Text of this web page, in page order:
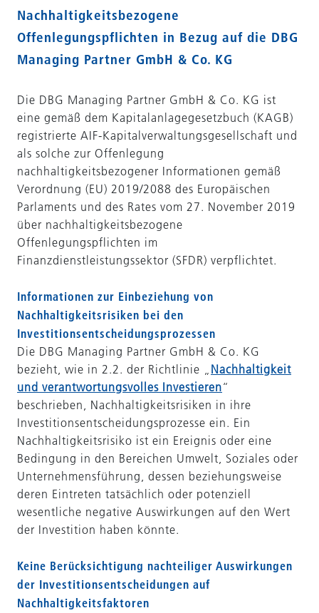
Nachhaltigkeitsbezogene
Offenlegungspflichten in Bezug auf die DBG
Managing Partner GmbH & Co. KG
Die DBG Managing Partner GmbH & Co. KG ist
eine gemäß dem Kapitalanlagegesetzbuch (KAGB)
registrierte AIF-Kapitalverwaltungsgesellschaft und
als solche zur Offenlegung
nachhaltigkeitsbezogener Informationen gemäß
Verordnung (EU) 2019/2088 des Europäischen
Parlaments und des Rates vom 27. November 2019
über nachhaltigkeitsbezogene
Offenlegungspflichten im
Finanzdienstleistungssektor (SFDR) verpflichtet.
Informationen zur Einbeziehung von
Nachhaltigkeitsrisiken bei den
Investitionsentscheidungsprozessen
Die DBG Managing Partner GmbH & Co. KG
bezieht, wie in 2.2. der Richtlinie „ Nachhaltigkeit
und verantwortungsvolles Investieren“
beschrieben, Nachhaltigkeitsrisiken in ihre
Investitionsentscheidungsprozesse ein. Ein
Nachhaltigkeitsrisiko ist ein Ereignis oder eine
Bedingung in den Bereichen Umwelt, Soziales oder
Unternehmensführung, dessen beziehungsweise
deren Eintreten tatsächlich oder potenziell
wesentliche negative Auswirkungen auf den Wert
der Investition haben könnte.
Keine Berücksichtigung nachteiliger Auswirkungen
der Investitionsentscheidungen auf
Nachhaltigkeitsfaktoren